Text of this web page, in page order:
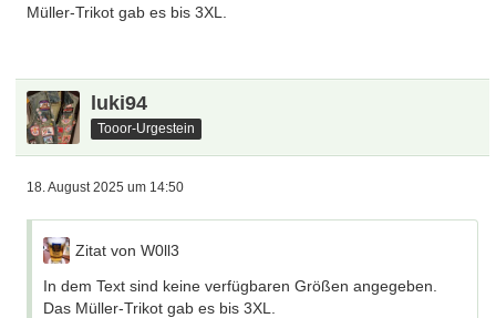
Müller-Trikot gab es bis 3XL.
luki94
Tooor-Urgestein
18. August 2025 um 14:50
Zitat von W0ll3
In dem Text sind keine verfügbaren Größen angegeben.
Das Müller-Trikot gab es bis 3XL.